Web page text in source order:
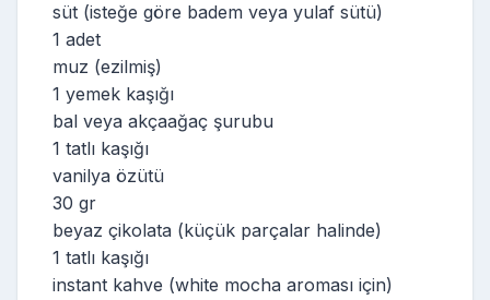
süt (isteğe göre badem veya yulaf sütü)
1 adet
muz (ezilmiş)
1 yemek kaşığı
bal veya akçaağaç şurubu
1 tatlı kaşığı
vanilya özütü
30 gr
beyaz çikolata (küçük parçalar halinde)
1 tatlı kaşığı
instant kahve (white mocha aroması için)